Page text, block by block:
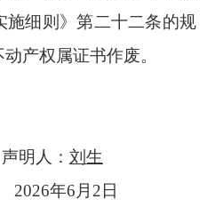
施细则》第二十二条的规
动产权属证书作废。
声明人： 刘生
2026年6 月 2日